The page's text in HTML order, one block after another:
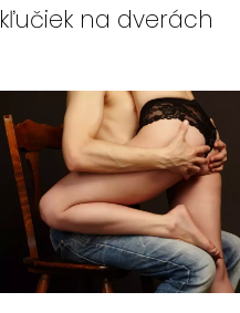
kľučiek na dverách